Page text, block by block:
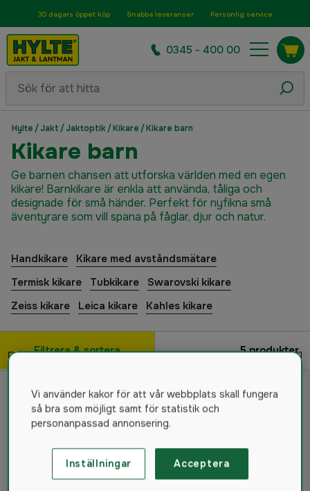
30 dagars öppet köp Snabba leveranser Personlig service
0345 - 400 00
Hylte /Jakt /Jaktoptik/Kikare /Kikare barn
Kikare barn
Ge barnen chansen att utforska världen med en egen
kikare! Barnkikare är enkla att använda, tåliga och
designade för små händer. Perfekt för nyfikna små
äventyrare som vill spana på fåglar, djur och natur.
Handkikare
Kikare med avståndsmätare
Termisk kikare
Tubkikare
Swarovski kikare
Zeiss kikare
Leica kikare Kahles kikare
Filtrera & sortera 5produkter
Vi använder kakor för att vår webbplats skall fungera
så bra som möjligt samt för statistik och
personanpassad annonsering.
Inställningar Acceptera